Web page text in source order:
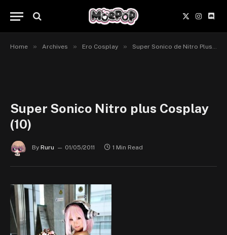
X
(Twitter)
Home » Archives » Ero Cosplay » Super Sonico de Nitro Plus en cosplay, par Remika Tachibana.
Super Sonico Nitro plus Cosplay
(10)
By Ruru 01/05/2011 1 Min Read